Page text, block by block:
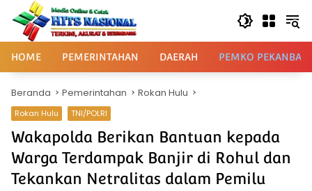
Langsung
konten
HOME PEMERINTAHAN DAERAH PEMKO
Beranda Pemerintahan Rokan Hulu
Rokan Hulu TNI/POLRI
Wakapolda Berikan Bantuan kepada
Warga Terdampak Banjir di Rohul dan
Tekankan Netralitas dalam Pemilu